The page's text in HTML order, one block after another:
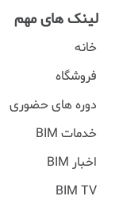
لینک های مهم
خانه
فروشگاه
دوره های حضوری
خدمات BIM
اخبار BIM
BIM TV